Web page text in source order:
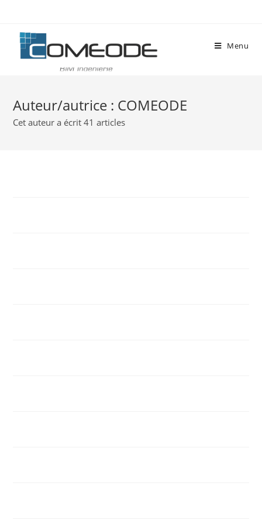
Menu
Auteur/autrice : COMEODE
Cet auteur a écrit 41 articles